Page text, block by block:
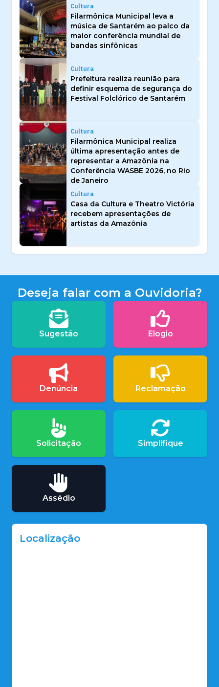
Cultura
Filarmônica Municipal leva a
música de Santarém ao palco da
maior conferência mundial de
bandas sinfônicas
Cultura
Prefeitura realiza reunião para
definir esquema de segurança do
Festival Folclórico de Santarém
Cultura
Filarmônica Municipal realiza
última apresentação antes de
representar a Amazônia na
Conferência WASBE 2026, no Rio
de Janeiro
Cultura
Casa da Cultura e Theatro Victória
recebem apresentações de
artistas da Amazônia
Deseja falar com a Ouvidoria?
Sugestão Elogio
Denúncia Reclamação
Solicitação Simplifique
Assédio
Localização